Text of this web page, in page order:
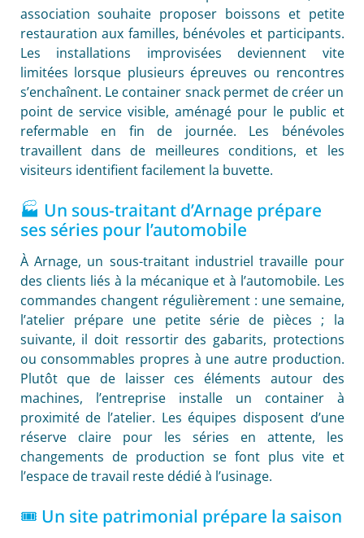
association souhaite proposer boissons et petite
restauration aux familles, bénévoles et participants.
Les installations improvisées deviennent vite
limitées lorsque plusieurs épreuves ou rencontres
s’enchaînent. Le container snack permet de créer un
point de service visible, aménagé pour le public et
refermable en fin de journée. Les bénévoles
travaillent dans de meilleures conditions, et les
visiteurs identifient facilement la buvette.
🏭 Un sous-traitant d’Arnage prépare
ses séries pour l’automobile
À Arnage, un sous-traitant industriel travaille pour
des clients liés à la mécanique et à l’automobile. Les
commandes changent régulièrement : une semaine,
l’atelier prépare une petite série de pièces ; la
suivante, il doit ressortir des gabarits, protections
ou consommables propres à une autre production.
Plutôt que de laisser ces éléments autour des
machines, l’entreprise installe un container à
proximité de l’atelier. Les équipes disposent d’une
réserve claire pour les séries en attente, les
changements de production se font plus vite et
l’espace de travail reste dédié à l’usinage.
🎟️ Un site patrimonial prépare la saison